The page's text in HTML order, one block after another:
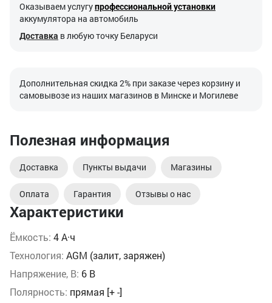
Характеристики
Ёмкость: 4 А·ч
Технология: AGM (залит, заряжен)
Напряжение, В: 6 В
Полярность: прямая [+ -]
Оказываем услугупрофессиональной установки
аккумулятора на автомобиль
Доставка в любую точку Беларуси
Дополнительная скидка 2% при заказе через корзину и
самовывозе из наших магазинов в Минске и Могилеве
Полезная информация
Доставка Пункты выдачи Магазины
Оплата Гарантия Отзывы о нас